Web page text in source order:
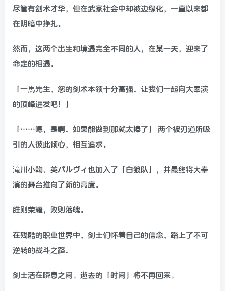
尽管有剑术才华，但在武家社会中却被边缘化，一直以来都
在阴暗中挣扎。
然而，这两个出生和境遇完全不同的人，在某一天，迎来了
命定的相遇。
「一馬先生，您的剑术本领十分高强。让我们一起向大奉演
的顶峰进发吧！」
「……嗯，是啊。如果能做到那就太棒了」 两个被刃道所吸
引的人彼此倾心，相互追求。
滝川小鞠、英パルヴィ也加入了「白狼队」，并最终将大奉
演的舞台推向了新的高度。
胜则荣耀，败则落魄。
在残酷的职业世界中，剑士们怀着自己的信念，踏上了不可
逆转的战斗之路。
剑士活在瞬息之间。逝去的「时间」将不再回来。